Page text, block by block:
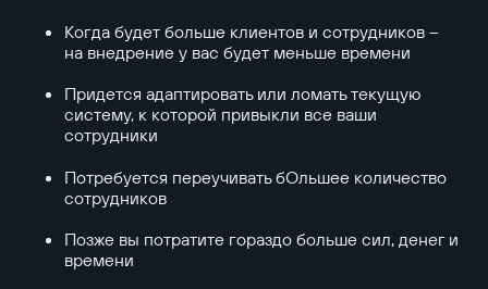
Когда будет больше клиентов и сотрудников –
на внедрение у вас будет меньше времени
Придется адаптировать или ломать текущую
систему, к которой привыкли все ваши
сотрудники
Потребуется переучивать бОльшее количество
сотрудников
Позже вы потратите гораздо больше сил, денег и
времени